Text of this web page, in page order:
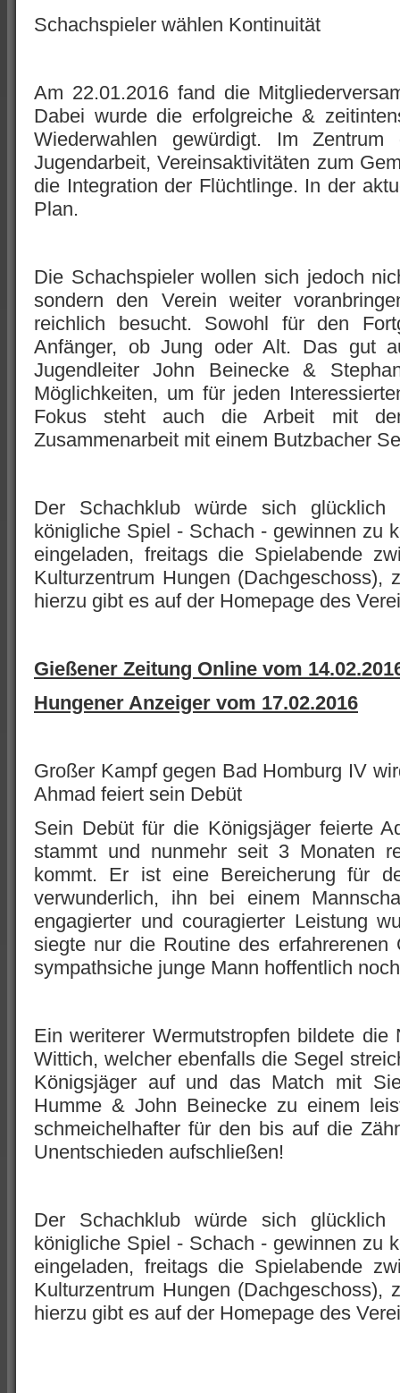
Schachspieler wählen Kontinuität
Am 22.01.2016 fand die
Dabei wurde die erfolgreiche &
Wiederwahlen gewürdigt. Im
Jugendarbeit, Vereinsaktivitäten zum
die Integration der Flüchtlinge. In der
Plan.
Die Schachspieler wollen sich jedoch
sondern den Verein weiter
reichlich besucht. Sowohl für den
Anfänger, ob Jung oder Alt. Das gut
Jugendleiter John Beinecke &
Möglichkeiten, um für jeden
Fokus steht auch die Arbeit mit
Zusammenarbeit mit einem Butzbacher
Der Schachklub würde sich glücklich
königliche Spiel - Schach - gewinnen zu
eingeladen, freitags die Spielabende
Kulturzentrum Hungen (Dachgeschoss),
hierzu gibt es auf der Homepage des
Gießener Zeitung Online vom
Hungener Anzeiger vom 17.02.2016
Großer Kampf gegen Bad Homburg IV
Ahmad feiert sein Debüt
Sein Debüt für die Königsjäger feierte
stammt und nunmehr seit 3 Monaten
kommt. Er ist eine Bereicherung für
verwunderlich, ihn bei einem
engagierter und couragierter Leistung
siegte nur die Routine des erfahrerenen
sympathsiche junge Mann hoffentlich
Ein weriterer Wermutstropfen bildete die
Wittich, welcher ebenfalls die Segel
Königsjäger auf und das Match mit
Humme & John Beinecke zu einem
schmeichelhafter für den bis auf die
Unentschieden aufschließen!
Der Schachklub würde sich glücklich
königliche Spiel - Schach - gewinnen zu
eingeladen, freitags die Spielabende
Kulturzentrum Hungen (Dachgeschoss),
hierzu gibt es auf der Homepage des